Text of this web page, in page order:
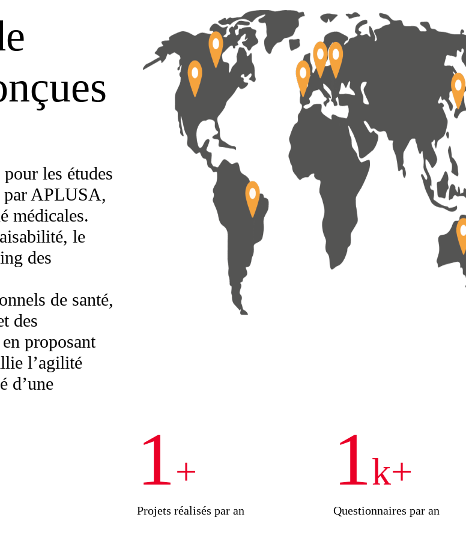
les études
par APLUSA,
médicales.
le
des
de santé,
des
proposant
l’agilité
d’une
1+
Projets réalisés par an
1k+
Questionnaires par an